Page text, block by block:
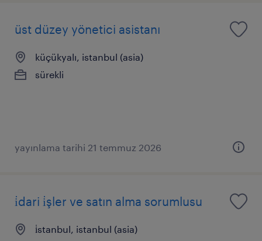
üst düzey yönetici asistanı
küçükyalı, istanbul (asia)
sürekli
yayınlama tarihi 21 temmuz 2026
i̇dari i̇şler ve satın alma sorumlusu
i̇stanbul, istanbul (asia)